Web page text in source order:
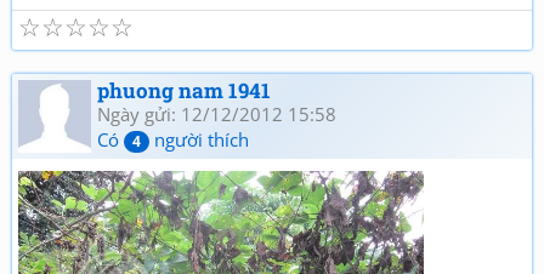
☆
☆
☆
☆
☆
phuong nam 1941
Ngày gửi: 12/12/2012 15:58
Có
4 người thích